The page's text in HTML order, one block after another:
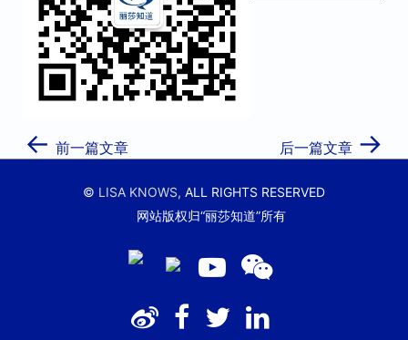
← 前一篇文章 后一篇文章 →
© LISA KNOWS, ALL RIGHTS RESERVED
网站版权归“丽莎知道”所有